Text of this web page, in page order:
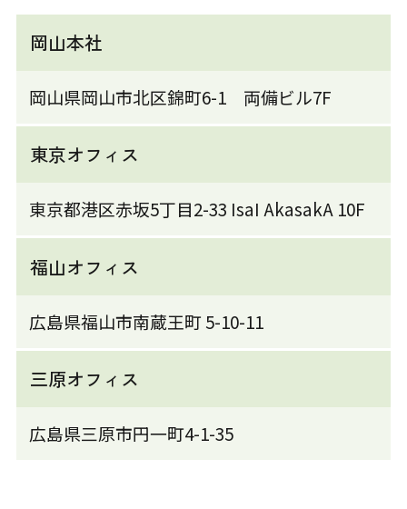
岡山本社
岡山県岡山市北区錦町6-1 両備ビル7F
東京オフィス
東京都港区赤坂5丁目2-33 IsaI AkasakA 10F
福山オフィス
広島県福山市南蔵王町 5-10-11
三原オフィス
広島県三原市円一町4-1-35